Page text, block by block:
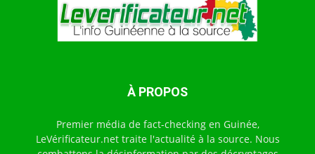
À PROPOS
Premier média de fact-checking en Guinée,
LeVérificateur.net traite l'actualité à la source. Nous